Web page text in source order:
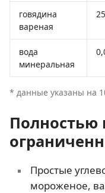
говядина
вареная
вода
минеральная
* данные указаны на
Полностью
Простые
мороженое,